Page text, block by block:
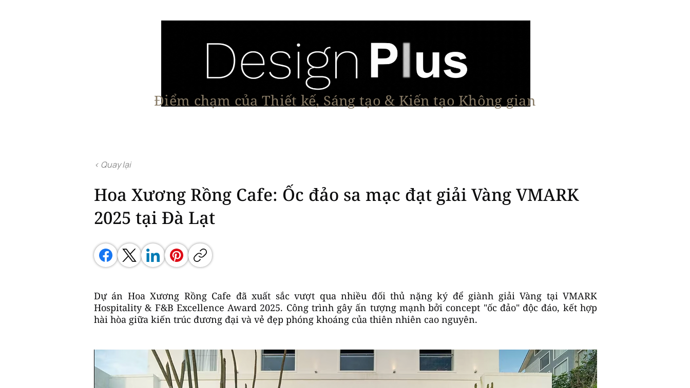
Điểm chạm của Thiết kế, Sáng tạo & Kiến tạo Không gian
< Quay lại
Hoa Xương Rồng Cafe: Ốc đảo sa mạc đạt giải Vàng VMARK
2025 tại Đà Lạt
Dự án Hoa Xương Rồng Cafe đã xuất sắc vượt qua nhiều đối thủ nặng ký để giành giải Vàng tại VMARK
Hospitality & F&B Excellence Award 2025. Công trình gây ấn tượng mạnh bởi concept "ốc đảo" độc đáo, kết hợp
hài hòa giữa kiến trúc đương đại và vẻ đẹp phóng khoáng của thiên nhiên cao nguyên.